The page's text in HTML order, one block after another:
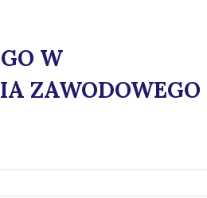
W
ZAWODOWEGO